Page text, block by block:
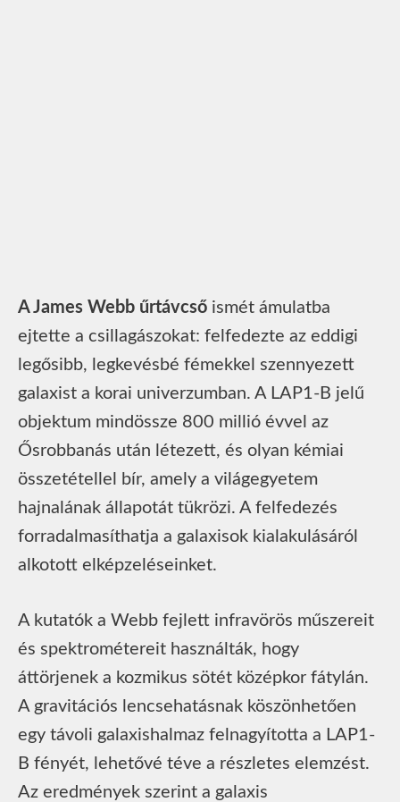
A James Webb űrtávcső ismét ámulatba
ejtette a csillagászokat: felfedezte az eddigi
legősibb, legkevésbé fémekkel szennyezett
galaxist a korai univerzumban. A LAP1-B jelű
objektum mindössze 800 millió évvel az
Ősrobbanás után létezett, és olyan kémiai
összetétellel bír, amely a világegyetem
hajnalának állapotát tükrözi. A felfedezés
forradalmasíthatja a galaxisok kialakulásáról
alkotott elképzeléseinket.
A kutatók a Webb fejlett infravörös műszereit
és spektrométereit használták, hogy
áttörjenek a kozmikus sötét középkor fátylán.
A gravitációs lencsehatásnak köszönhetően
egy távoli galaxishalmaz felnagyította a LAP1-
B fényét, lehetővé téve a részletes elemzést.
Az eredmények szerint a galaxis